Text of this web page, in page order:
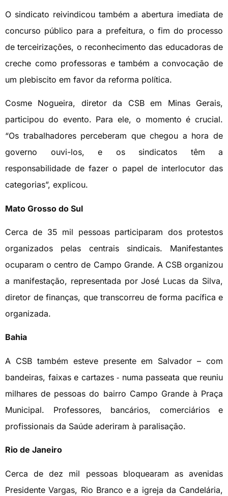
O sindicato reivindicou também a abertura imediata de
concurso público para a prefeitura, o fim do processo
de terceirizações, o reconhecimento das educadoras de
creche como professoras e também a convocação de
um plebiscito em favor da reforma política.
Cosme Nogueira, diretor da CSB em Minas Gerais,
participou do evento. Para ele, o momento é crucial.
“Os trabalhadores perceberam que chegou a hora de
governo ouvi-los, e os sindicatos têm a
responsabilidade de fazer o papel de interlocutor das
categorias”, explicou.
Mato Grosso do Sul
Cerca de 35 mil pessoas participaram dos protestos
organizados pelas centrais sindicais. Manifestantes
ocuparam o centro de Campo Grande. A CSB organizou
a manifestação, representada por José Lucas da Silva,
diretor de finanças, que transcorreu de forma pacífica e
organizada.
Bahia
A CSB também esteve presente em Salvador – com
bandeiras, faixas e cartazes ‑ numa passeata que reuniu
milhares de pessoas do bairro Campo Grande à Praça
Municipal. Professores, bancários, comerciários e
profissionais da Saúde aderiram à paralisação.
Rio de Janeiro
Cerca de dez mil pessoas bloquearam as avenidas
Presidente Vargas, Rio Branco e a igreja da Candelária,